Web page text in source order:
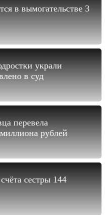
в вымогательстве 3
украли
в суд
перевела
рублей
сестры 144